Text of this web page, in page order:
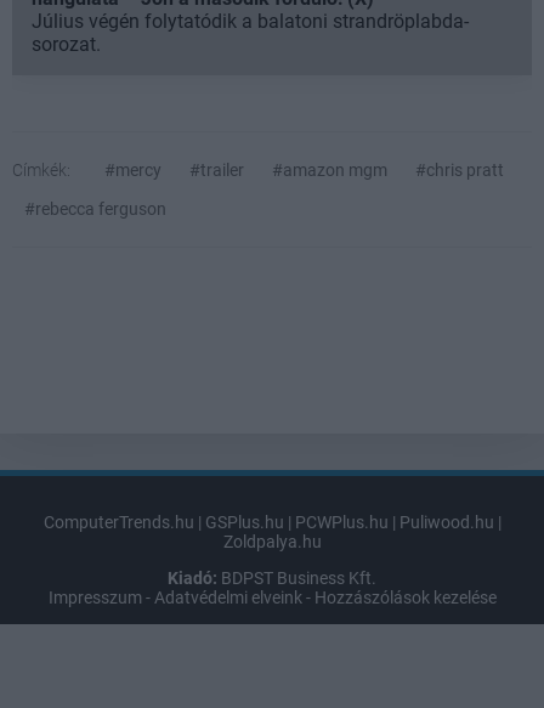
Július végén folytatódik a balatoni strandröplabda-
sorozat.
Címkék: #mercy #trailer #amazon mgm
#chris pratt
#rebecca ferguson
ComputerTrends.hu | GSPlus.hu | PCWPlus.hu | Puliwood.hu |
Zoldpalya.hu
Kiadó: BDPST Business Kft.
Impresszum - Adatvédelmi elveink - Hozzászólások kezelése